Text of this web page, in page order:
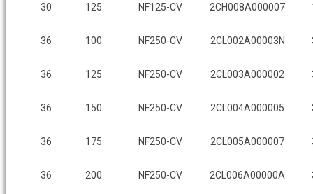
30 125 NF125-CV 2CH008A000007
36 100 NF250-CV 2CL002A00003N
36 125 NF250-CV 2CL003A000002
36 150 NF250-CV 2CL004A000005
36 175 NF250-CV 2CL005A000007
36 200 NF250-CV 2CL006A00000A